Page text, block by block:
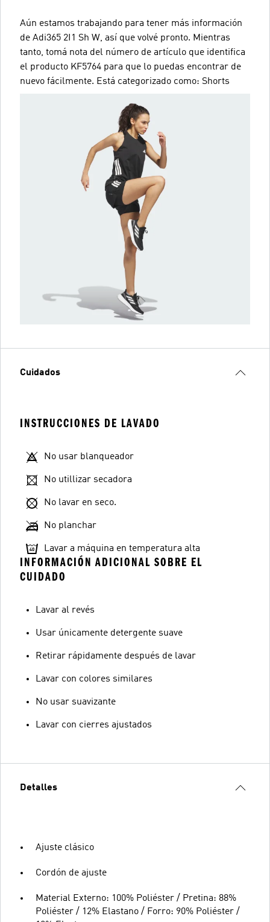
Aún estamos trabajando para tener más información
de Adi365 2I1 Sh W, así que volvé pronto. Mientras
tanto, tomá nota del número de artículo que identifica
el producto KF5764 para que lo puedas encontrar de
nuevo fácilmente. Está categorizado como: Shorts
Cuidados
INSTRUCCIONES DE LAVADO
No usar blanqueador
No utillizar secadora
No lavar en seco.
No planchar
Lavar a máquina en temperatura alta
INFORMACIÓN ADICIONAL SOBRE EL
CUIDADO
Lavar al revés
Usar únicamente detergente suave
Retirar rápidamente después de lavar
Lavar con colores similares
No usar suavizante
Lavar con cierres ajustados
Detalles
Ajuste clásico
Cordón de ajuste
Material Externo: 100% Poliéster / Pretina: 88%
Poliéster / 12% Elastano / Forro: 90% Poliéster /